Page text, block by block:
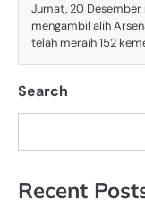
Jumat, 20
mengambil alih
telah meraih 152
Search
Recent